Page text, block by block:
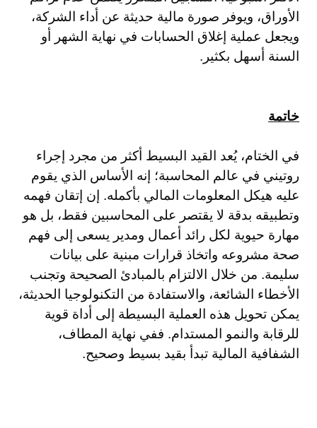
الأوراق، ويوفر صورة مالية حديثة عن أداء الشركة،
ويجعل عملية إغلاق الحسابات في نهاية الشهر أو
السنة أسهل بكثير.
خاتمة
في الختام، يُعد القيد البسيط أكثر من مجرد إجراء
روتيني في عالم المحاسبة؛ إنه الأساس الذي يقوم
عليه هيكل المعلومات المالي بأكمله. إن إتقان فهمه
وتطبيقه بدقة لا يقتصر على المحاسبين فقط، بل هو
مهارة حيوية لكل رائد أعمال ومدير يسعى إلى فهم
صحة مشروعه واتخاذ قرارات مبنية على بيانات
سليمة. من خلال الالتزام بالمبادئ الصحيحة وتجنب
الأخطاء الشائعة، والاستفادة من التكنولوجيا الحديثة،
يمكن تحويل هذه العملية البسيطة إلى أداة قوية
للرقابة والنمو المستدام. ففي نهاية المطاف،
الشفافية المالية تبدأ بقيد بسيط وصحيح.